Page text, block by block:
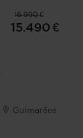
16.990 €
15.490 €
Guimarães